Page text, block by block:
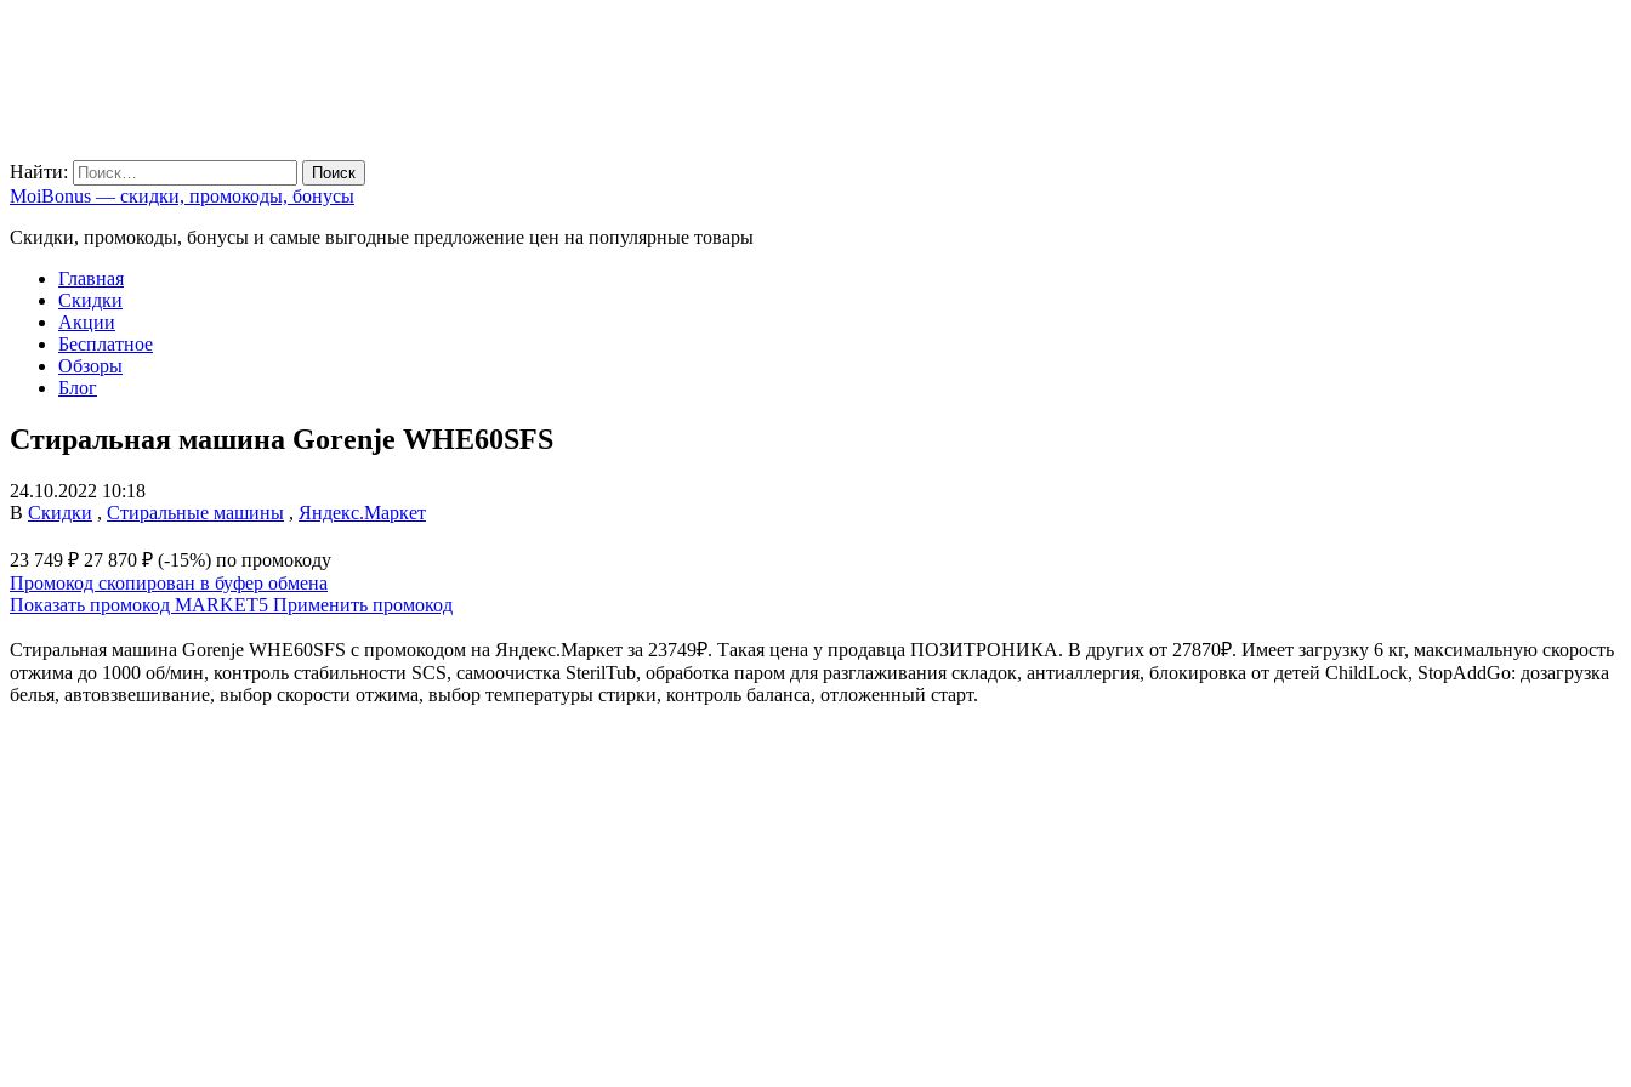
Найти:
MoiBonus — скидки, промокоды, бонусы
Скидки, промокоды, бонусы и самые выгодные предложение цен на популярные товары
Главная
Скидки
Акции
Бесплатное
Обзоры
Блог
Стиральная машина Gorenje WHE60SFS
24.10.2022 10:18
В Скидки , Стиральные машины , Яндекс.Маркет
23 749 ₽ 27 870 ₽ (-15%) по промокоду
Промокод скопирован в буфер обмена
Показать промокод MARKET5 Применить промокод
Стиральная машина Gorenje WHE60SFS с промокодом на Яндекс.Маркет за 23749₽. Такая цена у продавца ПОЗИТРОНИКА. В других от 27870₽. Имеет загрузку 6 кг, максимальную скорость
отжима до 1000 об/мин, контроль стабильности SCS, самоочистка SterilTub, обработка паром для разглаживания складок, антиаллергия, блокировка от детей ChildLock, StopAddGo: дозагрузка
белья, автовзвешивание, выбор скорости отжима, выбор температуры стирки, контроль баланса, отложенный старт.